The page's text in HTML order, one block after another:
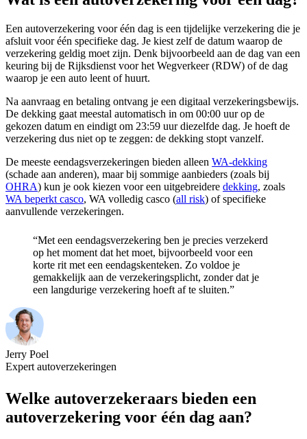
Een autoverzekering voor één dag is een tijdelijke verzekering die je
afsluit voor één specifieke dag. Je kiest zelf de datum waarop de
verzekering geldig moet zijn. Denk bijvoorbeeld aan de dag van een
keuring bij de Rijksdienst voor het Wegverkeer (RDW) of de dag
waarop je een auto leent of huurt.
Na aanvraag en betaling ontvang je een digitaal verzekeringsbewijs.
De dekking gaat meestal automatisch in om 00:00 uur op de
gekozen datum en eindigt om 23:59 uur diezelfde dag. Je hoeft de
verzekering dus niet op te zeggen: de dekking stopt vanzelf.
De meeste eendagsverzekeringen bieden alleen WA-dekking
(schade aan anderen), maar bij sommige aanbieders (zoals bij
OHRA) kun je ook kiezen voor een uitgebreidere dekking, zoals
WA beperkt casco, WA volledig casco (all risk) of specifieke
aanvullende verzekeringen.
“Met een eendagsverzekering ben je precies verzekerd
op het moment dat het moet, bijvoorbeeld voor een
korte rit met een eendagskenteken. Zo voldoe je
gemakkelijk aan de verzekeringsplicht, zonder dat je
een langdurige verzekering hoeft af te sluiten.”
Jerry Poel
Expert autoverzekeringen
Welke autoverzekeraars bieden een
autoverzekering voor één dag aan?